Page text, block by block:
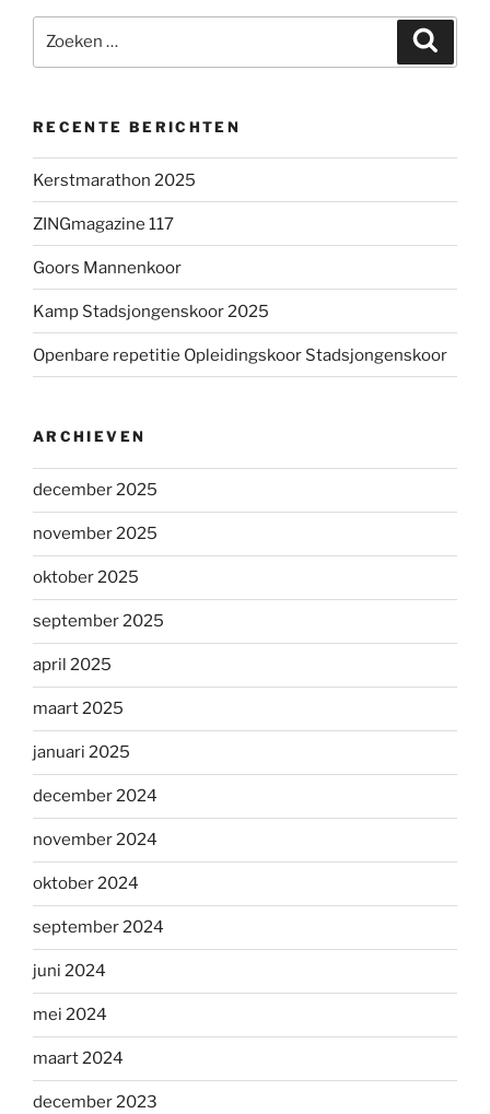
naar:
RECENTE BERICHTEN
Kerstmarathon 2025
ZINGmagazine 117
Goors Mannenkoor
Kamp Stadsjongenskoor 2025
Openbare repetitie Opleidingskoor Stadsjongenskoor
ARCHIEVEN
december 2025
november 2025
oktober 2025
september 2025
april 2025
maart 2025
januari 2025
december 2024
november 2024
oktober 2024
september 2024
juni 2024
mei 2024
maart 2024
december 2023